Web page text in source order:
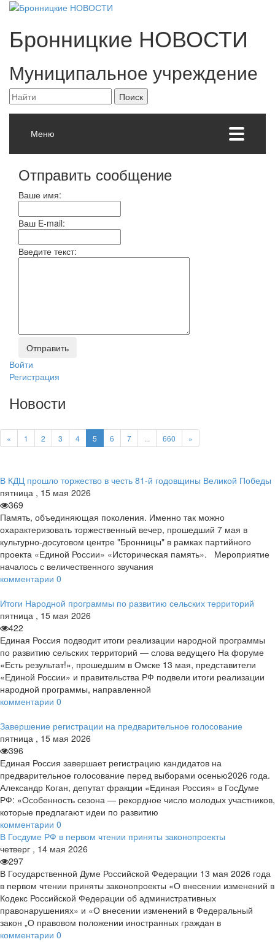
Бронницкие НОВОСТИ
Муниципальное учреждение
Меню
Отправить сообщение
Ваше имя:
Ваш E-mail:
Введите текст:
Войти
Регистрация
Новости
« 1 2 3 4 5 6 7 660 »
В КДЦ прошло торжество в честь 81-й годовщины Великой Победы
пятница , 15 мая 2026
369
Память, объединяющая поколения. Именно так можно
охарактеризовать торжественный вечер, прошедший 7 мая в
культурно-досуговом центре "Бронницы" в рамках партийного
проекта «Единой России» «Историческая память». Мероприятие
началось с величественного звучания
комментарии 0
Итоги Народной программы по развитию сельских территорий
пятница , 15 мая 2026
422
Единая Россия подводит итоги реализации народной программы
по развитию сельских территорий — слова ведущего На форуме
«Есть результат!», прошедшим в Омске 13 мая, представители
«Единой России» и правительства РФ подвели итоги реализации
народной программы, направленной
комментарии 0
Завершение регистрации на предварительное голосование
пятница , 15 мая 2026
396
Единая Россия завершает регистрацию кандидатов на
предварительное голосование перед выборами осенью2026 года.
Александр Коган, депутат фракции «Единая Россия» в ГосДуме
РФ: «Особенность сезона — рекордное число молодых участников,
которые предлагают идеи по развитию
комментарии 0
В Госдуме РФ в первом чтении приняты законопроекты
четверг , 14 мая 2026
297
В Государственной Думе Российской Федерации 13 мая 2026 года
в первом чтении приняты законопроекты «О внесении изменений в
Кодекс Российской Федерации об административных
правонарушениях» и «О внесении изменений в Федеральный
закон „О правовом положении иностранных граждан в
комментарии 0